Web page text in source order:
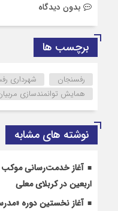
بدون دیدگاه
برچسب ها
رفسنجان شهرداری
همایش توانمندسازی
نوشته های مشابه
آغاز خدمت‌رسانی
اربعین در کربلای معلی
آغاز نخستین دوره